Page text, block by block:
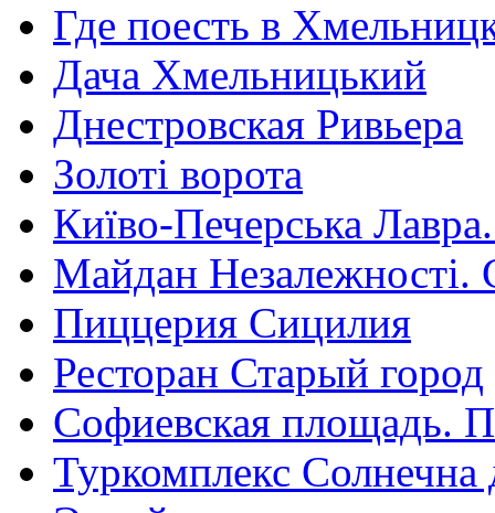
Где поесть в
Дача Хмельницький
Днестровская Ривьера
Золоті ворота
Київо-Печерська
Майдан Незалежності.
Пиццерия Сицилия
Ресторан Старый город
Софиевская площадь.
Туркомплекс Солнечна